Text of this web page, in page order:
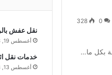
0
328
بكل ما…
نقل عفش
أغسطس 19, 2023
خدمات نقل
أغسطس 13, 2023